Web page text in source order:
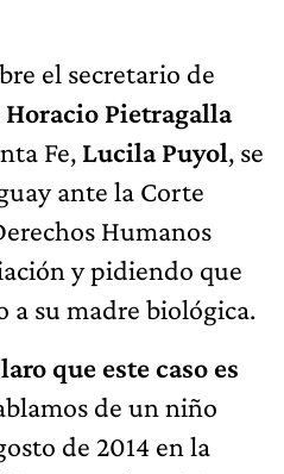
el secretario de
Horacio Pietragalla
Fe, Lucila Puyol, se
ante la Corte
Humanos
y pidiendo que
a su madre biológica.
que este caso es
de un niño
de 2014 en la